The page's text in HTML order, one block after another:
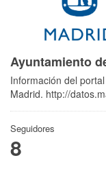
Ayuntamiento
Información del
Madrid. http://
Seguidores
8